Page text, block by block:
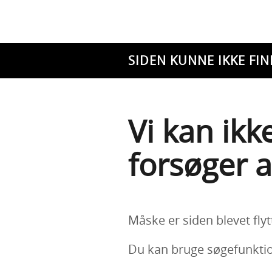
SIDEN KUNNE IKKE
Vi kan
forsøger
Måske er siden blevet
Du kan bruge